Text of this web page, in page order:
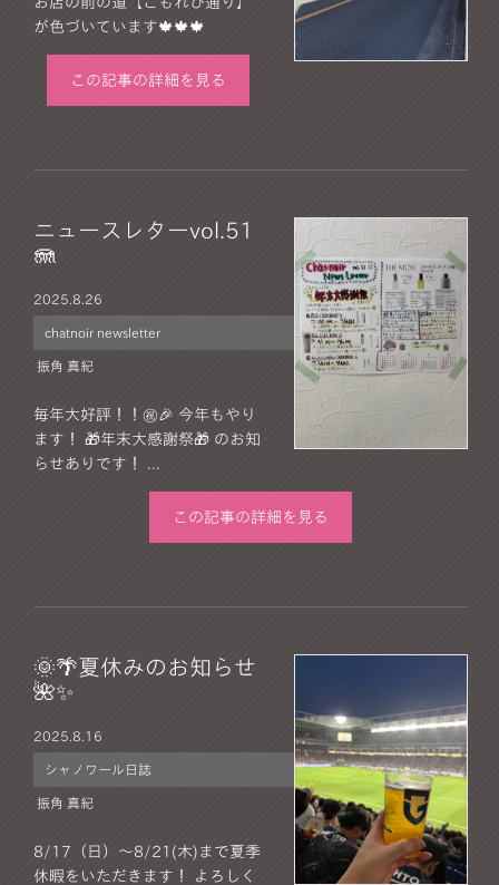
が色づいています🍁🍁🍁
この記事の詳細を見る
ニュースレターvol.51
🪼
2025. 8.26
chatnoir newsletter
振角 真紀
毎年大好評！！㊗️🎉 今年もやり
ます！ 🎁年末大感謝祭🎁 のお知
らせありです！ ...
この記事の詳細を見る
🌞🌴夏休みのお知らせ
🌺✨
2025. 8.16
シャノワール日誌
振角 真紀
8/17（日）～8/21(木)まで夏季
休暇をいただきます！ よろしく